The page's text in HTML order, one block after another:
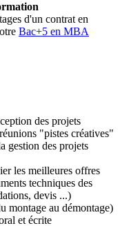
d'un contrat en
Bac+5 en MBA
des projets
"pistes créatives"
gestion des projets
les meilleures offres
techniques des
devis ...)
montage au démontage)
et écrite